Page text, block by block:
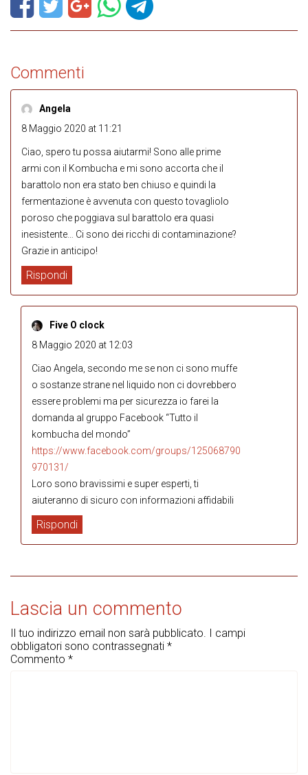
Commenti
Angela
8 Maggio 2020 at 11:21
Ciao, spero tu possa aiutarmi! Sono alle prime
armi con il Kombucha e mi sono accorta che il
barattolo non era stato ben chiuso e quindi la
fermentazione è avvenuta con questo tovagliolo
poroso che poggiava sul barattolo era quasi
inesistente… Ci sono dei ricchi di contaminazione?
Grazie in anticipo!
Rispondi
Five O clock
8 Maggio 2020 at 12:03
Ciao Angela, secondo me se non ci sono muffe
o sostanze strane nel liquido non ci dovrebbero
essere problemi ma per sicurezza io farei la
domanda al gruppo Facebook “Tutto il
kombucha del mondo”
https://www.facebook.com/groups/125068790
970131/
Loro sono bravissimi e super esperti, ti
aiuteranno di sicuro con informazioni affidabili
Rispondi
Lascia un commento
Il tuo indirizzo email non sarà pubblicato. I campi
obbligatori sono contrassegnati *
Commento *